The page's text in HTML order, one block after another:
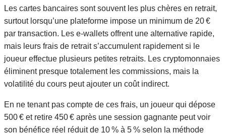
Les cartes bancaires sont souvent les plus chères en retrait,
surtout lorsqu’une plateforme impose un minimum de 20 €
par transaction. Les e‑wallets offrent une alternative rapide,
mais leurs frais de retrait s’accumulent rapidement si le
joueur effectue plusieurs petites retraits. Les cryptomonnaies
éliminent presque totalement les commissions, mais la
volatilité du cours peut ajouter un coût indirect.
En ne tenant pas compte de ces frais, un joueur qui dépose
500 € et retire 450 € après une session gagnante peut voir
son bénéfice réel réduit de 10 % à 5 % selon la méthode